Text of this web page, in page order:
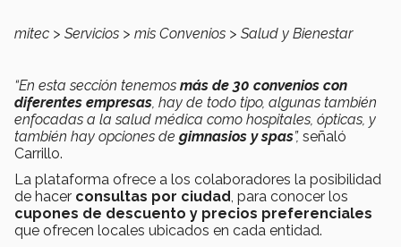
mitec > Servicios > mis Convenios > Salud y Bienestar
“En esta sección tenemos más de 30 convenios con
diferentes empresas, hay de todo tipo, algunas también
enfocadas a la salud médica como hospitales, ópticas, y
también hay opciones de gimnasios y spas”, señaló
Carrillo.
La plataforma ofrece a los colaboradores la posibilidad
de hacer consultas por ciudad, para conocer los
cupones de descuento y precios preferenciales
que ofrecen locales ubicados en cada entidad.